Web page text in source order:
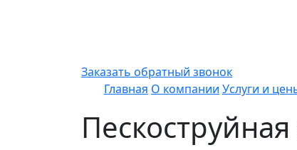
Заказать обратный звонок
Главная О компании Услуги и